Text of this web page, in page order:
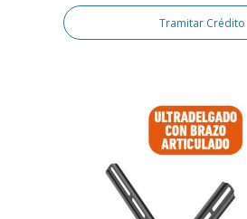
Tramitar Crédito